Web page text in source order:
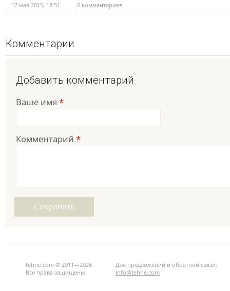
17 мая 2015, 13:51 0 комментариев
Комментарии
Добавить комментарий
Ваше имя *
Комментарий *
tehne.com © 2011—2026
Все права защищены.
Для предложений и обратной связи:
info@tehne.com